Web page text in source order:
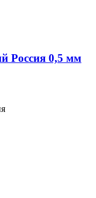
Россия 0,5 мм